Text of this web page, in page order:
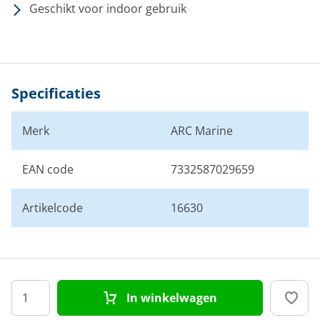
Geschikt voor indoor gebruik
Specificaties
Merk ARC Marine
EAN code 7332587029659
Artikelcode 16630
In winkelwagen